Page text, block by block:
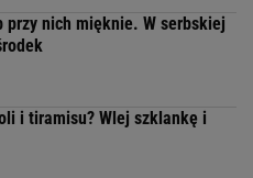
przy nich mięknie. W serbskiej
i tiramisu? Wlej szklankę i